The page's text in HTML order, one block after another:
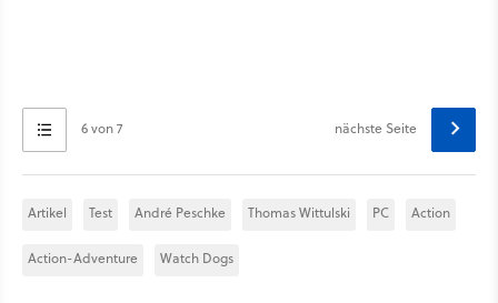
6 von 7 nächste Seite
Artikel Test André Peschke Thomas Wittulski PC Action
Action-Adventure Watch Dogs